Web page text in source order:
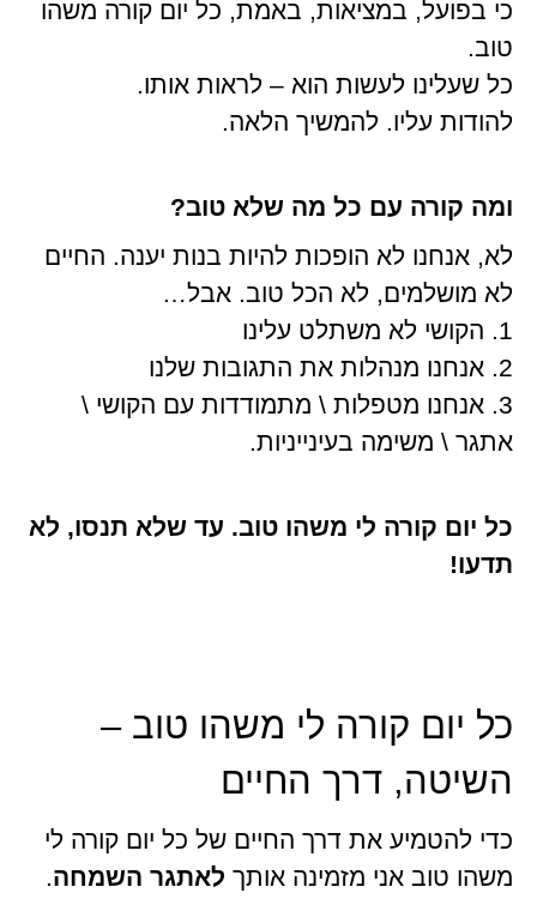
כי בפועל, במציאות, באמת, כל יום קורה משהו
טוב.
כל שעלינו לעשות הוא – לראות אותו.
להודות עליו. להמשיך הלאה.
ומה קורה עם כל מה שלא טוב?
לא, אנחנו לא הופכות להיות בנות יענה. החיים
לא מושלמים, לא הכל טוב. אבל…
1. הקושי לא משתלט עלינו
2. אנחנו מנהלות את התגובות שלנו
3. אנחנו מטפלות \ מתמודדות עם הקושי \
אתגר \ משימה בעינייניות.
כל יום קורה לי משהו טוב. עד שלא תנסו, לא
תדעו!
כל יום קורה לי משהו טוב –
השיטה, דרך החיים
כדי להטמיע את דרך החיים של כל יום קורה לי
משהו טוב אני מזמינה אותך לאתגר השמחה.